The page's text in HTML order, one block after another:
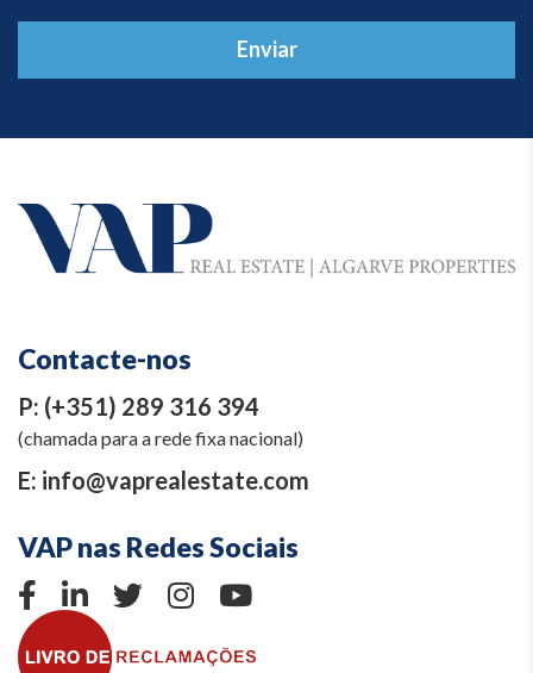
Contacte-nos
P: (+351) 289 316 394
(chamada para a rede fixa nacional)
E: info@vaprealestate.com
VAP nas Redes Sociais
Enviar